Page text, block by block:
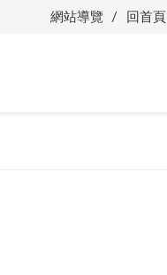
網站導覽 回首頁